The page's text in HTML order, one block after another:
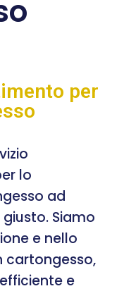
per
lo
ad
Siamo
e nello
cartongesso,
e